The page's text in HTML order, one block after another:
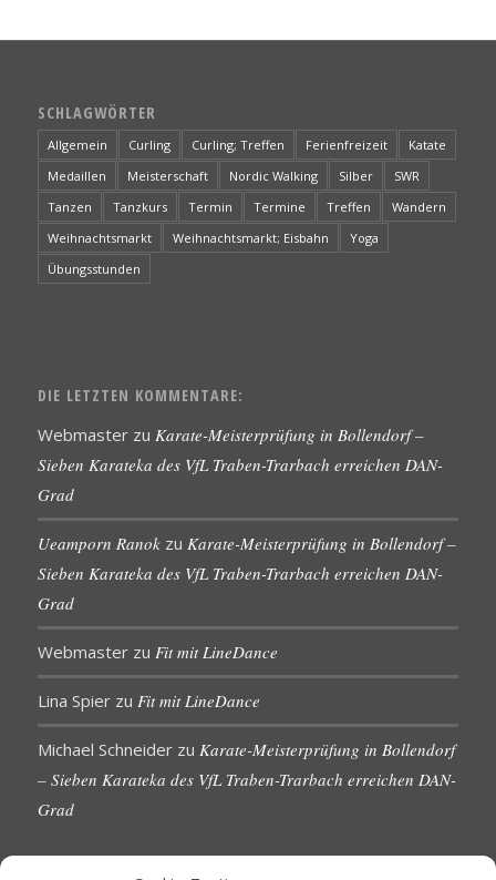
SCHLAGWÖRTER
Allgemein Curling Curling; Treffen Ferienfreizeit
Katate
Medaillen
Meisterschaft Nordic Walking Silber
SWR
Tanzen
Tanzkurs Termin Termine Treffen
Wandern
Weihnachtsmarkt
Weihnachtsmarkt; Eisbahn
Yoga
Übungsstunden
DIE LETZTEN KOMMENTARE:
Webmasterzu Karate-Meisterprüfung in Bollendorf –
Sieben Karateka des VfL Traben-Trarbach erreichen DAN-
Grad
Ueamporn Ranokzu Karate-Meisterprüfung in Bollendorf –
Sieben Karateka des VfL Traben-Trarbach erreichen DAN-
Grad
Webmasterzu Fit mit LineDance
Lina Spierzu Fit mit LineDance
Michael Schneiderzu Karate-Meisterprüfung in Bollendorf
– Sieben Karateka des VfL Traben-Trarbach erreichen DAN-
Grad